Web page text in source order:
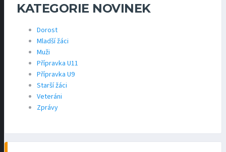
KATEGORIE NOVINEK
Dorost
Mladší žáci
Muži
Přípravka U11
Přípravka U9
Starší žáci
Veteráni
Zprávy